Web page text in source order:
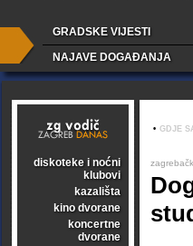
GRADSKE VIJESTI
NAJAVE DOGAĐANJA
diskoteke i noćni
klubovi
kazališta
kino dvorane
koncertne
dvorane
• GDJE